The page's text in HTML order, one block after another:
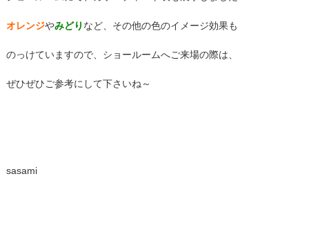
オレンジやみどり など、その他の色のイメージ効果も
のっけていますので、ショールームへご来場の際は、
ぜひぜひご参考にして下さいね～
sasami